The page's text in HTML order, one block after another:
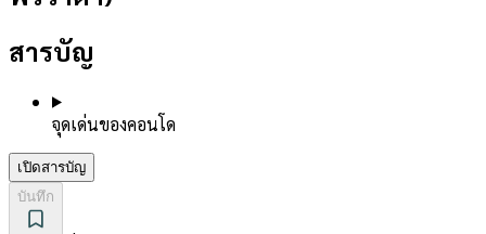
สารบัญ
จุดเด่นของคอนโด
เปิดสารบัญ
บันทึก